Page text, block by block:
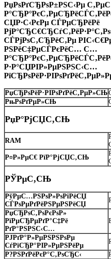
РџРѕРґСЂРѕР±РЅС‹Рµ
СЏР·С‹РєРµ СЃРµСЂРёРё
СЃРјРѕС‚СЂРёС‚Рµ
РЅРёС‡РµСЃРєРёС… С…
Р·Р°СЏРІР»РµРЅРЅС‹С…
РџСЂРѕРёР·РІРѕРґРёС‚РµР»СЊ
РњРѕРґРµР»СЊ
РџР°РјСЏС‚СЊ
RAM
Р¤Р»РµС€ РїР°РјСЏС‚СЊ
РЎРµС‚СЊ
РўРµС…РЅРѕР»РѕРіРёСЏ
СЃРѕРµРґРёРЅРµРЅРёСЏ
РџСЂРѕС‚РѕРєРѕР»
РїРµСЂРµРґР°С‡Рё
РґР°РЅРЅС‹С…
РЈРґР°Р»РµРЅРЅРѕРµ
СѓРїСЂР°РІР»РµРЅРёРµ
Р?РЅРґРёРєР°С‚РѕСЂС‹